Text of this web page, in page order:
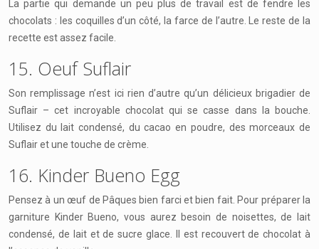
La partie qui demande un peu plus de travail est de fendre les
chocolats : les coquilles d’un côté, la farce de l’autre. Le reste de la
recette est assez facile.
15. Oeuf Suflair
Son remplissage n’est ici rien d’autre qu’un délicieux brigadier de
Suflair – cet incroyable chocolat qui se casse dans la bouche.
Utilisez du lait condensé, du cacao en poudre, des morceaux de
Suflair et une touche de crème.
16. Kinder Bueno Egg
Pensez à un œuf de Pâques bien farci et bien fait. Pour préparer la
garniture Kinder Bueno, vous aurez besoin de noisettes, de lait
condensé, de lait et de sucre glace. Il est recouvert de chocolat à